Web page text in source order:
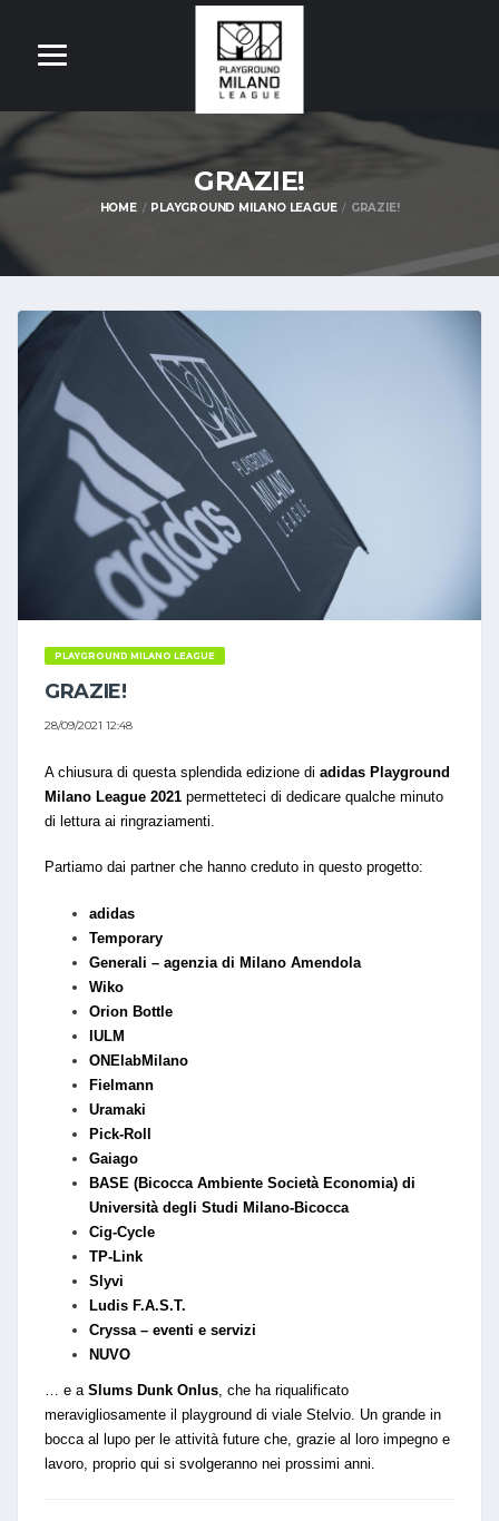
GRAZIE!
HOME PLAYGROUND MILANO LEAGUE GRAZIE!
PLAYGROUND MILANO LEAGUE
GRAZIE!
28/09/2021 12:48
A chiusura di questa splendida edizione di adidas Playground
Milano League 2021 permetteteci di dedicare qualche minuto
di lettura ai ringraziamenti.
Partiamo dai partner che hanno creduto in questo progetto:
adidas
Temporary
Generali – agenzia di Milano Amendola
Wiko
Orion Bottle
IULM
ONElabMilano
Fielmann
Uramaki
Pick-Roll
Gaiago
BASE (Bicocca Ambiente Società Economia) di
Università degli Studi Milano-Bicocca
Cig-Cycle
TP-Link
Slyvi
Ludis F.A.S.T.
Cryssa – eventi e servizi
NUVO
… e a Slums Dunk Onlus , che ha riqualificato
meravigliosamente il playground di viale Stelvio. Un grande in
bocca al lupo per le attività future che, grazie al loro impegno e
lavoro, proprio qui si svolgeranno nei prossimi anni.